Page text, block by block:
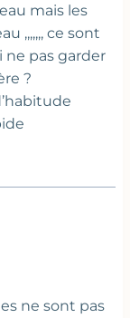
mais les
,,,,,,, ce sont
pas garder
?
ne sont pas